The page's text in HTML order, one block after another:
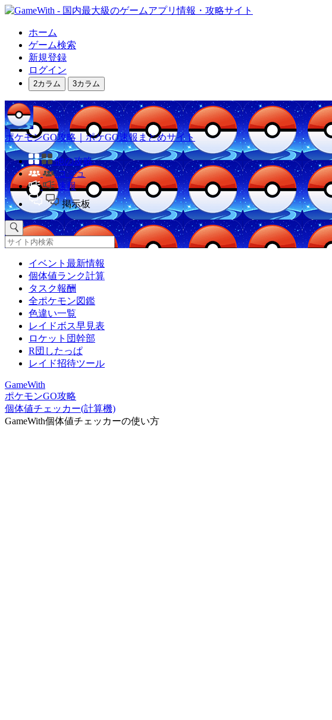
ホーム
ゲーム検索
新規登録
ログイン
2カラム 3カラム
ポケモンGO攻略｜ポケGO速報まとめサイト
他の攻略
コミュ
速報
掲示板
イベント最新情報
個体値ランク計算
タスク報酬
全ポケモン図鑑
色違い一覧
レイドボス早見表
ロケット団幹部
R団したっぱ
レイド招待ツール
GameWith
ポケモンGO攻略
個体値チェッカー(計算機)
GameWith個体値チェッカーの使い方